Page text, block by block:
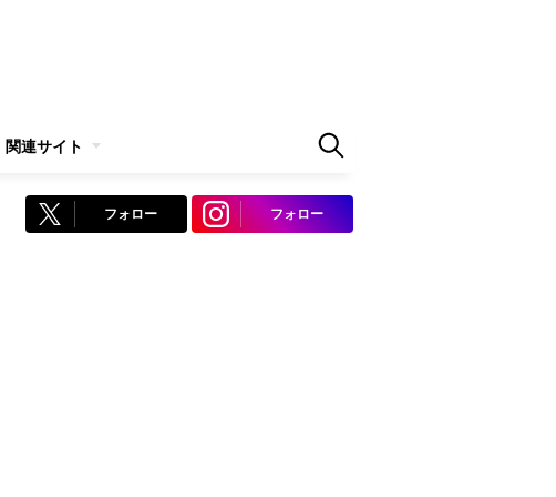
関連サイト
フォロー フォロー